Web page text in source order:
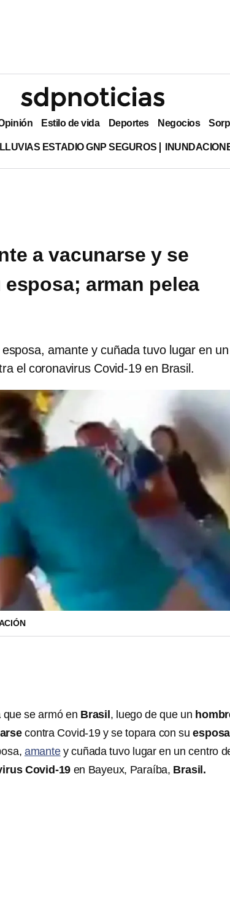
Estilo de vida Deportes Negocios
LLUVIAS ESTADIO GNP SEGUROS
a vacunarse y se
arman pelea
amante y cuñada tuvo lugar en un
el coronavirus Covid-19 en Brasil.
que se armó en Brasil , luego de que un
contra Covid-19 y se topara con suesposa
amantey cuñada tuvo lugar en un centro
Covid-19 en Bayeux, Paraíba, Brasil.